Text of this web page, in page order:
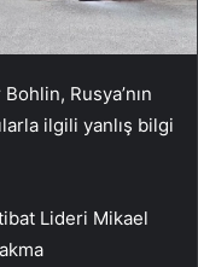
Rusya’nın
ilgili yanlış bilgi
Lideri Mikael